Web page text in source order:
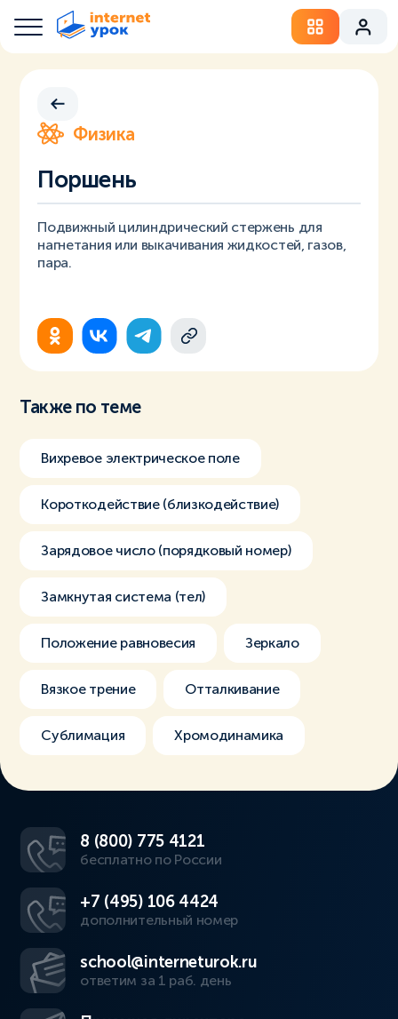
Физика
Поршень
Подвижный цилиндрический стержень для
нагнетания или выкачивания жидкостей, газов,
пара.
Также по теме
Вихревое электрическое поле
Короткодействие (близкодействие)
Зарядовое число (порядковый номер)
Замкнутая система (тел)
Положение равновесия Зеркало
Вязкое трение Отталкивание
Сублимация Хромодинамика
8 (800) 775 4121
бесплатно по России
+7 (495) 106 4424
дополнительный номер
school@interneturok.ru
ответим за 1 раб. день